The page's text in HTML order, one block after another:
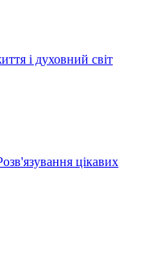
і духовний світ
цікавих